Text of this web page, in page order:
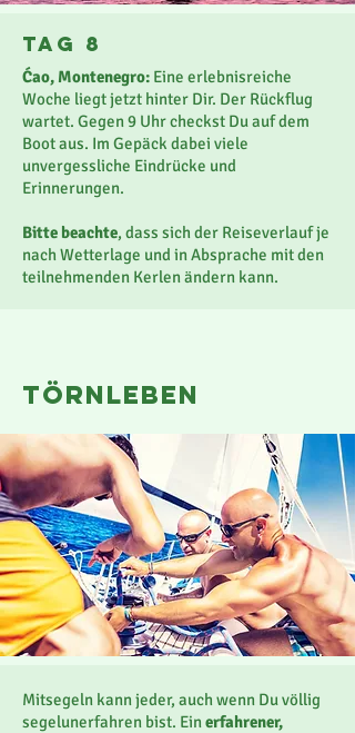
Tag 8
Ćao, Montenegro: Eine erlebnisreiche
Woche liegt jetzt hinter Dir. Der Rückflug
wartet. Gegen 9 Uhr checkst Du auf dem
Boot aus. Im Gepäck dabei viele
unvergessliche Eindrücke und
Erinnerungen.
Bitte beachte, dass sich der Reiseverlauf je
nach Wetterlage und in Absprache mit den
teilnehmenden Kerlen ändern kann.
törnleben
Mitsegeln kann jeder, auch wenn Du völlig
segelunerfahren bist. Einerfahrener,